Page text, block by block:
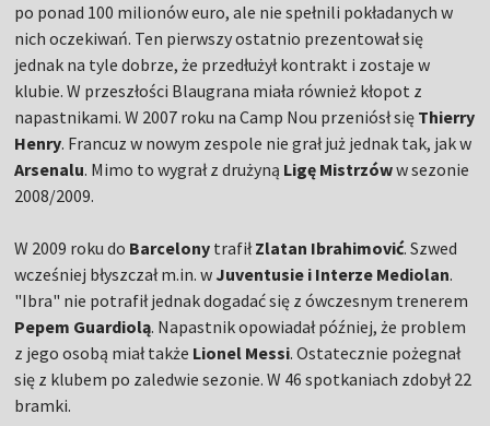
po ponad 100 milionów euro, ale nie spełnili pokładanych w
nich oczekiwań. Ten pierwszy ostatnio prezentował się
jednak na tyle dobrze, że przedłużył kontrakt i zostaje w
klubie. W przeszłości Blaugrana miała również kłopot z
napastnikami. W 2007 roku na Camp Nou przeniósł się Thierry
Henry. Francuz w nowym zespole nie grał już jednak tak, jak w
Arsenalu. Mimo to wygrał z drużyną Ligę Mistrzóww sezonie
2008/2009.
W 2009 roku do Barcelony trafiłZlatan Ibrahimović. Szwed
wcześniej błyszczał m.in. w Juventusie i Interze Mediolan.
"Ibra" nie potrafił jednak dogadać się z ówczesnym trenerem
Pepem Guardiolą. Napastnik opowiadał później, że problem
z jego osobą miał także Lionel Messi. Ostatecznie pożegnał
się z klubem po zaledwie sezonie. W 46 spotkaniach zdobył 22
bramki.